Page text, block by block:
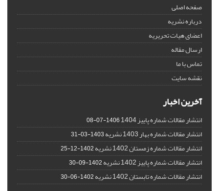
صفحه اصلی
درباره نشریه
اعضای هیات تحریریه
ارسال مقاله
تماس با ما
نقشه سایت
آخرین اخبار
انتشار مقالات شماره پاییز 1404 1406-07-08
انتشار مقالات شماره بهار 1403 نشریه 1403-03-31
انتشار مقالات شماره زمستان 1402 نشریه 1402-12-25
انتشار مقالات شماره پاییز 1402 نشریه 1402-09-30
انتشار مقالات شماره تابستان 1402 نشریه 1402-06-30